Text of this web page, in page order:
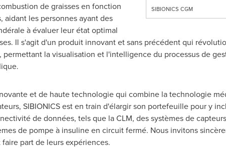
SIBIONICS CGM
de graisses en fonction
aidant les personnes ayant des
à évaluer leur état optimal
Il s'agit d'un produit innovant et sans précédent qui
la visualisation et l'intelligence du processus de
et de haute technologie qui combine la technologie
SIBIONICS est en train d'élargir son portefeuille pour y
de données, tels que la CLM, des systèmes de
de pompe à insuline en circuit fermé. Nous invitons
part de leurs expériences.